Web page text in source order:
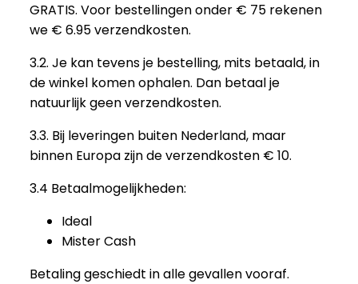
GRATIS. Voor bestellingen onder € 75 rekenen
we € 6.95 verzendkosten.
3.2. Je kan tevens je bestelling, mits betaald, in
de winkel komen ophalen. Dan betaal je
natuurlijk geen verzendkosten.
3.3. Bij leveringen buiten Nederland, maar
binnen Europa zijn de verzendkosten € 10.
3.4 Betaalmogelijkheden:
Ideal
Mister Cash
Betaling geschiedt in alle gevallen vooraf.